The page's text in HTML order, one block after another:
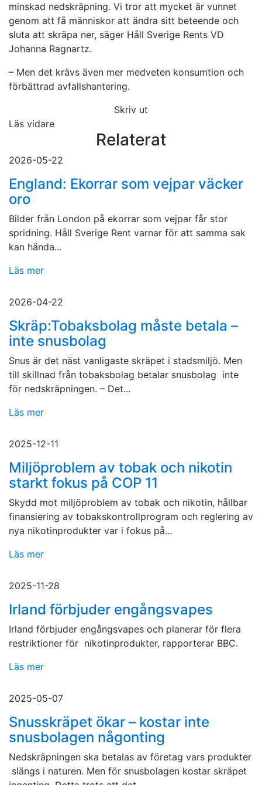
minskad nedskräpning. Vi tror att mycket är vunnet
genom att få människor att ändra sitt beteende och
sluta att skräpa ner, säger Håll Sverige Rents VD
Johanna Ragnartz.
– Men det krävs även mer medveten konsumtion och
förbättrad avfallshantering.
Skriv ut
Läs vidare
Relaterat
2026-05-22
England: Ekorrar som vejpar väcker
oro
Bilder från London på ekorrar som vejpar får stor
spridning. Håll Sverige Rent varnar för att samma sak
kan hända...
Läs mer
2026-04-22
Skräp:Tobaksbolag måste betala –
inte snusbolag
Snus är det näst vanligaste skräpet i stadsmiljö. Men
till skillnad från tobaksbolag betalar snusbolag inte
för nedskräpningen. – Det...
Läs mer
2025-12-11
Miljöproblem av tobak och nikotin
starkt fokus på COP 11
Skydd mot miljöproblem av tobak och nikotin, hållbar
finansiering av tobakskontrollprogram och reglering av
nya nikotinprodukter var i fokus på...
Läs mer
2025-11-28
Irland förbjuder engångsvapes
Irland förbjuder engångsvapes och planerar för flera
restriktioner för nikotinprodukter, rapporterar BBC.
Läs mer
2025-05-07
Snusskräpet ökar – kostar inte
snusbolagen någonting
Nedskräpningen ska betalas av företag vars produkter
slängs i naturen. Men för snusbolagen kostar skräpet